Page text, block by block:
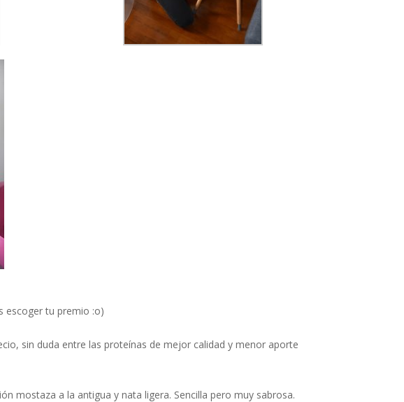
escoger tu premio :o)
sin duda entre las proteínas de mejor calidad y menor aporte
mostaza a la antigua y nata ligera. Sencilla pero muy sabrosa.